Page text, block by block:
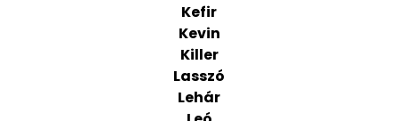
Kefir
Kevin
Killer
Lasszó
Lehár